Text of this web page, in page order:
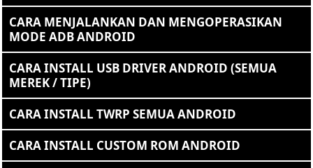
CARA MENJALANKAN DAN MENGOPERASIKAN
MODE ADB ANDROID
CARA INSTALL USB DRIVER ANDROID (SEMUA
MEREK / TIPE)
CARA INSTALL TWRP SEMUA ANDROID
CARA INSTALL CUSTOM ROM ANDROID